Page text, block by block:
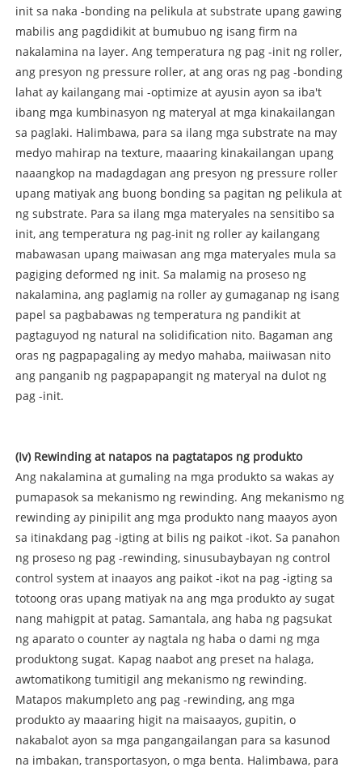
init sa naka -bonding na pelikula at substrate upang gawing
mabilis ang pagdidikit at bumubuo ng isang firm na
nakalamina na layer. Ang temperatura ng pag -init ng roller,
ang presyon ng pressure roller, at ang oras ng pag -bonding
lahat ay kailangang mai -optimize at ayusin ayon sa iba't
ibang mga kumbinasyon ng materyal at mga kinakailangan
sa paglaki. Halimbawa, para sa ilang mga substrate na may
medyo mahirap na texture, maaaring kinakailangan upang
naaangkop na madagdagan ang presyon ng pressure roller
upang matiyak ang buong bonding sa pagitan ng pelikula at
ng substrate. Para sa ilang mga materyales na sensitibo sa
init, ang temperatura ng pag-init ng roller ay kailangang
mabawasan upang maiwasan ang mga materyales mula sa
pagiging deformed ng init. Sa malamig na proseso ng
nakalamina, ang paglamig na roller ay gumaganap ng isang
papel sa pagbabawas ng temperatura ng pandikit at
pagtaguyod ng natural na solidification nito. Bagaman ang
oras ng pagpapagaling ay medyo mahaba, maiiwasan nito
ang panganib ng pagpapapangit ng materyal na dulot ng
pag -init.
(Iv) Rewinding at natapos na pagtatapos ng produkto
Ang nakalamina at gumaling na mga produkto sa wakas ay
pumapasok sa mekanismo ng rewinding. Ang mekanismo ng
rewinding ay pinipilit ang mga produkto nang maayos ayon
sa itinakdang pag -igting at bilis ng paikot -ikot. Sa panahon
ng proseso ng pag -rewinding, sinusubaybayan ng control
control system at inaayos ang paikot -ikot na pag -igting sa
totoong oras upang matiyak na ang mga produkto ay sugat
nang mahigpit at patag. Samantala, ang haba ng pagsukat
ng aparato o counter ay nagtala ng haba o dami ng mga
produktong sugat. Kapag naabot ang preset na halaga,
awtomatikong tumitigil ang mekanismo ng rewinding.
Matapos makumpleto ang pag -rewinding, ang mga
produkto ay maaaring higit na maisaayos, gupitin, o
nakabalot ayon sa mga pangangailangan para sa kasunod
na imbakan, transportasyon, o mga benta. Halimbawa, para